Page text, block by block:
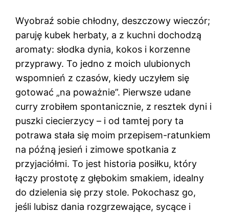
Wyobraź sobie chłodny, deszczowy wieczór;
paruję kubek herbaty, a z kuchni dochodzą
aromaty: słodka dynia, kokos i korzenne
przyprawy. To jedno z moich ulubionych
wspomnień z czasów, kiedy uczyłem się
gotować „na poważnie”. Pierwsze udane
curry zrobiłem spontanicznie, z resztek dyni i
puszki ciecierzycy – i od tamtej pory ta
potrawa stała się moim przepisem-ratunkiem
na późną jesień i zimowe spotkania z
przyjaciółmi. To jest historia posiłku, który
łączy prostotę z głębokim smakiem, idealny
do dzielenia się przy stole. Pokochasz go,
jeśli lubisz dania rozgrzewające, sycące i